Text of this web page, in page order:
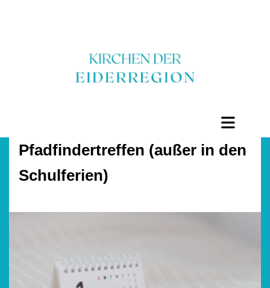
Pfadfindertreffen (außer in den
Schulferien)